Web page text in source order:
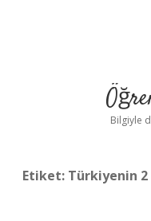
Bilgiyle
Etiket: Türkiyenin